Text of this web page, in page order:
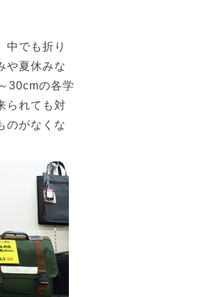
中でも折り
や夏休みな
30cmの各学
られても対
のがなくな